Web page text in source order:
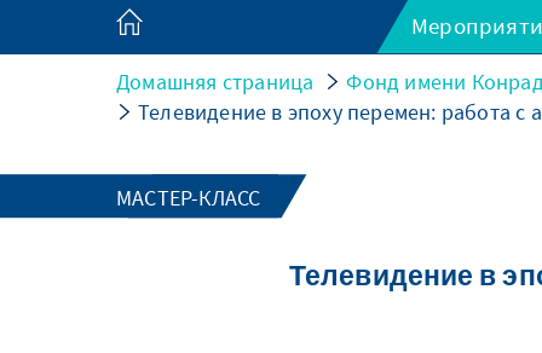
Домашняя страница
Фонд имени
Телевидение в эпоху перемен: работа
МАСТЕР-КЛАСС
Телевидение в